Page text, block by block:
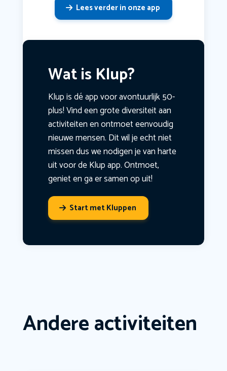
Lees verder in onze app
Wat is Klup?
Klup is dé app voor avontuurlijk 50-
plus! Vind een grote diversiteit aan
activiteiten en ontmoet eenvoudig
nieuwe mensen. Dit wil je echt niet
missen dus we nodigen je van harte
uit voor de Klup app. Ontmoet,
geniet en ga er samen op uit!
Start met Kluppen
Andere activiteiten